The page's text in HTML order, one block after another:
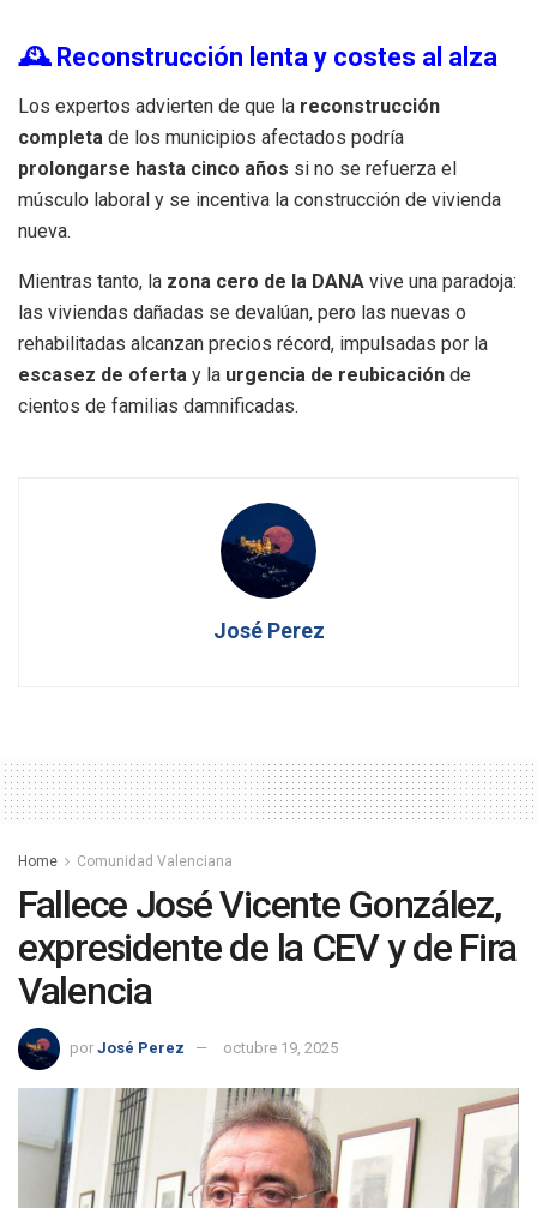
🕰 Reconstrucción lenta y costes al alza
Los expertos advierten de que la reconstrucción
completa de los municipios afectados podría
prolongarse hasta cinco años si no se refuerza el
músculo laboral y se incentiva la construcción de vivienda
nueva.
Mientras tanto, la zona cero de la DANA vive una paradoja:
las viviendas dañadas se devalúan, pero las nuevas o
rehabilitadas alcanzan precios récord, impulsadas por la
escasez de oferta y la urgencia de reubicación de
cientos de familias damnificadas.
José Perez
Home Comunidad Valenciana
Fallece José Vicente González,
expresidente de la CEV y de Fira
Valencia
por José Perez octubre 19, 2025